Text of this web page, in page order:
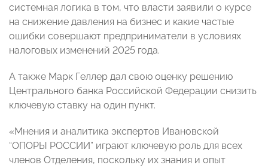
системная логика в том, что власти заявили о курсе
на снижение давления на бизнес и какие частые
ошибки совершают предприниматели в условиях
налоговых изменений 2025 года.
А также Марк Геллер дал свою оценку решению
Центрального банка Российской Федерации снизить
ключевую ставку на один пункт.
«Мнения и аналитика экспертов Ивановской
“ОПОРЫ РОССИИ” играют ключевую роль для всех
членов Отделения, поскольку их знания и опыт